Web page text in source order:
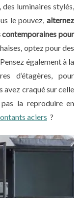
luminaires stylés,
le pouvez,alternez
contemporaines pour
optez pour des
également à la
d’étagères, pour
avez craqué sur celle
la reproduire en
aciers ?